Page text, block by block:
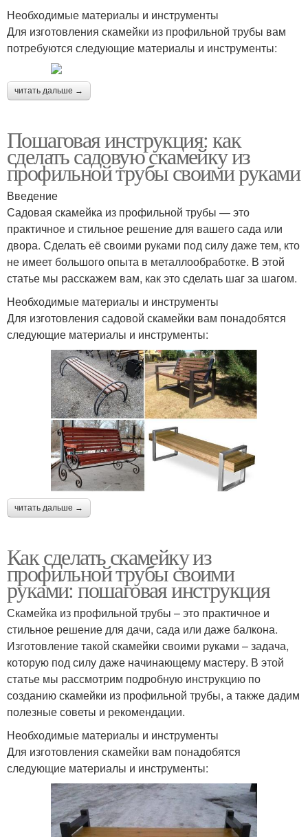
Необходимые материалы и инструменты
Для изготовления скамейки из профильной трубы вам
потребуются следующие материалы и инструменты:
читать дальше →
Пошаговая инструкция: как
сделать садовую скамейку из
профильной трубы своими руками
Введение
Садовая скамейка из профильной трубы — это
практичное и стильное решение для вашего сада или
двора. Сделать её своими руками под силу даже тем, кто
не имеет большого опыта в металлообработке. В этой
статье мы расскажем вам, как это сделать шаг за шагом.
Необходимые материалы и инструменты
Для изготовления садовой скамейки вам понадобятся
следующие материалы и инструменты:
читать дальше →
Как сделать скамейку из
профильной трубы своими
руками: пошаговая инструкция
Скамейка из профильной трубы – это практичное и
стильное решение для дачи, сада или даже балкона.
Изготовление такой скамейки своими руками – задача,
которую под силу даже начинающему мастеру. В этой
статье мы рассмотрим подробную инструкцию по
созданию скамейки из профильной трубы, а также дадим
полезные советы и рекомендации.
Необходимые материалы и инструменты
Для изготовления скамейки вам понадобятся
следующие материалы и инструменты: